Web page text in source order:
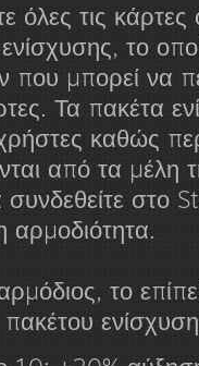
όλες τις
το
που μπορεί να
Τα πακέτα
καθώς
από τα μέλη
συνδεθείτε στο
αρμοδιότητα.
το